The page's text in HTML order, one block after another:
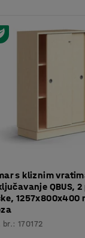
s kliznim
QBUS,
1257x800x400
br.:170172